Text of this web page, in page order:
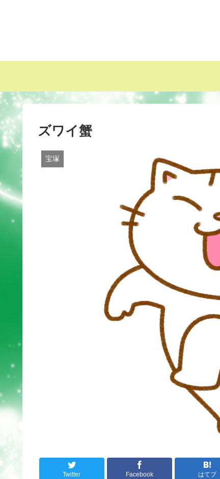
ズワイ蟹
宝塚
Twitter Facebook はてブ